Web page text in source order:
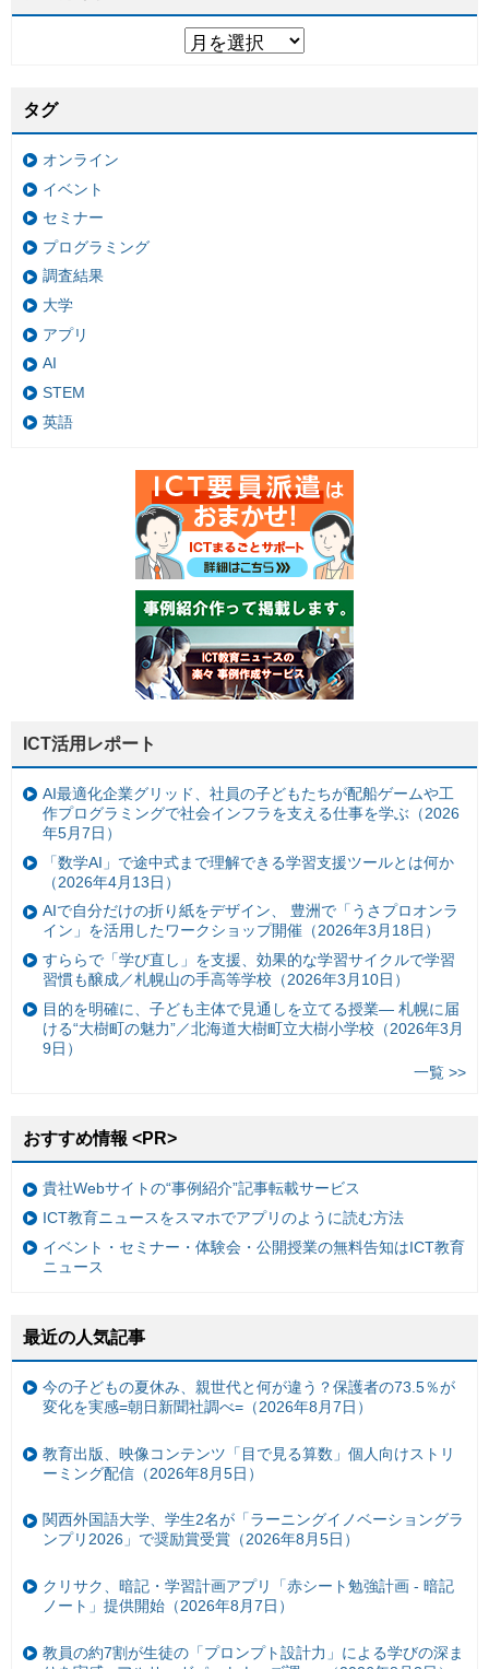
タグ
オンライン
イベント
セミナー
プログラミング
調査結果
大学
アプリ
AI
STEM
英語
ICT活用レポート
AI最適化企業グリッド、社員の子どもたちが配船ゲームや工
作プログラミングで社会インフラを支える仕事を学ぶ（2026
年5月7日）
「数学AI」で途中式まで理解できる学習支援ツールとは何か
（2026年4月13日）
AIで自分だけの折り紙をデザイン、 豊洲で「うさプロオンラ
イン」を活用したワークショップ開催（2026年3月18日）
すららで「学び直し」を支援、効果的な学習サイクルで学習
習慣も醸成／札幌山の手高等学校（2026年3月10日）
目的を明確に、子ども主体で見通しを立てる授業— 札幌に届
ける“大樹町の魅力”／北海道大樹町立大樹小学校（2026年3月
9日）
一覧 >>
おすすめ情報 <PR>
貴社Webサイトの“事例紹介”記事転載サービス
ICT教育ニュースをスマホでアプリのように読む方法
イベント・セミナー・体験会・公開授業の無料告知はICT教育
ニュース
最近の人気記事
今の子どもの夏休み、親世代と何が違う？保護者の73.5％が
変化を実感=朝日新聞社調べ=（2026年8月7日）
教育出版、映像コンテンツ「目で見る算数」個人向けストリ
ーミング配信（2026年8月5日）
関西外国語大学、学生2名が「ラーニングイノベーショングラ
ンプリ2026」で奨励賞受賞（2026年8月5日）
クリサク、暗記・学習計画アプリ「赤シート勉強計画 - 暗記
ノート」提供開始（2026年8月7日）
教員の約7割が生徒の「プロンプト設計力」による学びの深ま